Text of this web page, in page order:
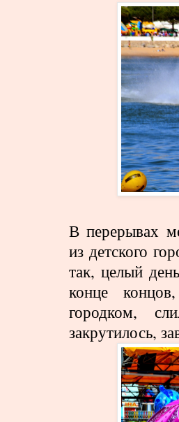
В перерывах
из детского
так, целый
конце
городком,
закрутилось,